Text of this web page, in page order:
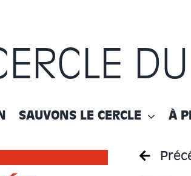
SAUVONS LE CERCLE À